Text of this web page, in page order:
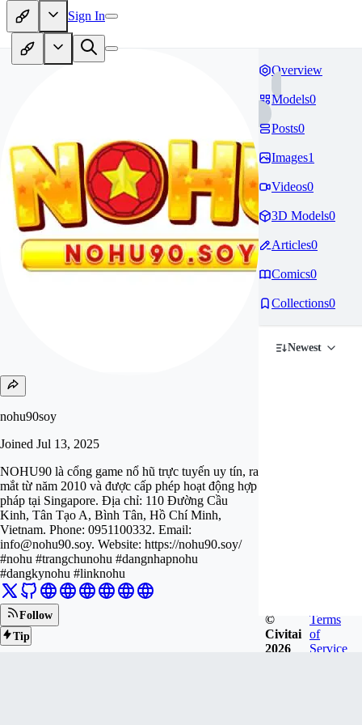
Sign In
nohu90soy
Joined Jul 13, 2025
NOHU90 là cổng game nổ hũ trực tuyến uy tín, ra
mắt từ năm 2010 và được cấp phép hoạt động hợp
pháp tại Singapore. Địa chỉ: 110 Đường Cầu
Kinh, Tân Tạo A, Bình Tân, Hồ Chí Minh,
Vietnam. Phone: 0951100332. Email:
info@nohu90.soy. Website: https://nohu90.soy/
#nohu #trangchunohu #dangnhapnohu
#dangkynohu #linknohu
Follow
Tip
Overview
Models0
Posts0
Images1
Videos0
3D Models0
Articles0
Comics0
Collections0
Newest
©
Civitai
2026
Terms
of
Service